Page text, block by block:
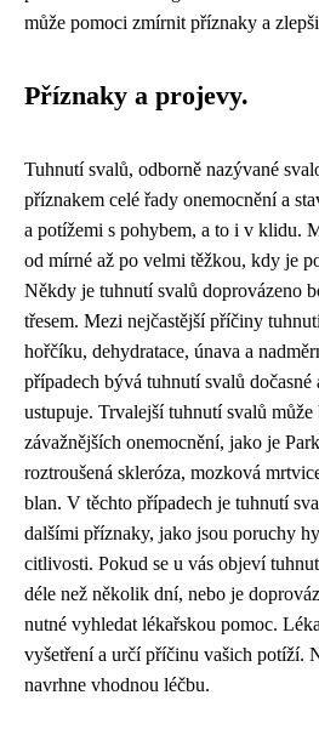
může pomoci zmírnit příznaky a
Příznaky a projevy.
Tuhnutí svalů, odborně nazývané
příznakem celé řady onemocnění a
a potížemi s pohybem, a to i v klidu.
od mírné až po velmi těžkou, kdy je
Někdy je tuhnutí svalů doprovázeno
třesem. Mezi nejčastější příčiny
hořčíku, dehydratace, únava a
případech bývá tuhnutí svalů
ustupuje. Trvalejší tuhnutí svalů
závažnějších onemocnění, jako je
roztroušená skleróza, mozková
blan. V těchto případech je tuhnutí
dalšími příznaky, jako jsou poruchy
citlivosti. Pokud se u vás objeví
déle než několik dní, nebo je
nutné vyhledat lékařskou pomoc.
vyšetření a určí příčinu vašich potíží.
navrhne vhodnou léčbu.